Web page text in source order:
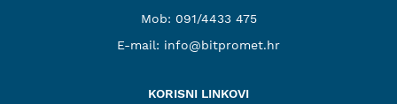
Mob: 091/4433 475
E-mail: info@bitpromet.hr
KORISNI LINKOVI